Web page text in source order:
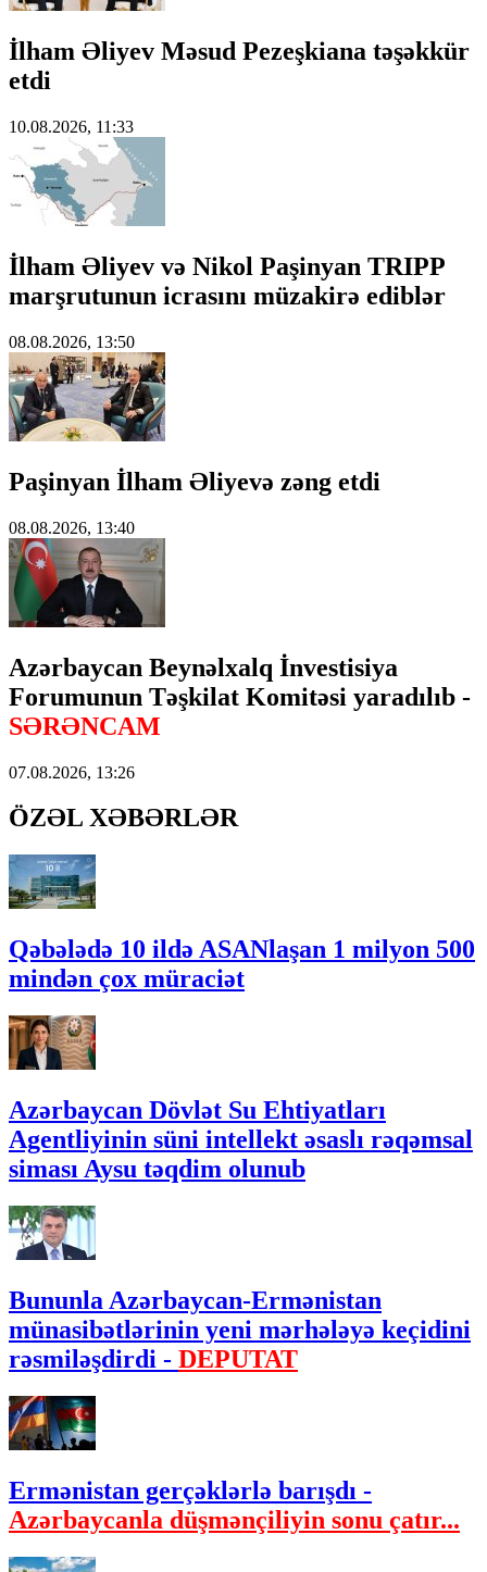
İlham Əliyev Məsud Pezeşkiana təşəkkür
etdi
10.08.2026, 11:33
İlham Əliyev və Nikol Paşinyan TRIPP
marşrutunun icrasını müzakirə ediblər
08.08.2026, 13:50
Paşinyan İlham Əliyevə zəng etdi
08.08.2026, 13:40
Azərbaycan Beynəlxalq İnvestisiya
Forumunun Təşkilat Komitəsi yaradılıb -
SƏRƏNCAM
07.08.2026, 13:26
ÖZƏL XƏBƏRLƏR
Qəbələdə 10 ildə ASANlaşan 1 milyon 500
mindən çox müraciət
Azərbaycan Dövlət Su Ehtiyatları
Agentliyinin süni intellekt əsaslı rəqəmsal
siması Aysu təqdim olunub
Bununla Azərbaycan-Ermənistan
münasibətlərinin yeni mərhələyə keçidini
rəsmiləşdirdi - DEPUTAT
Ermənistan gerçəklərlə barışdı -
Azərbaycanla düşmənçiliyin sonu çatır...